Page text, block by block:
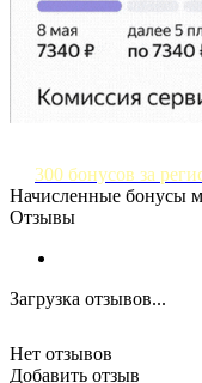
300 бонусов за
Начисленные бонусы
Отзывы
Загрузка отзывов...
Нет отзывов
Добавить отзыв